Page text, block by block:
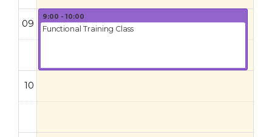
09
10
9:00 - 10:00
Functional Training Class